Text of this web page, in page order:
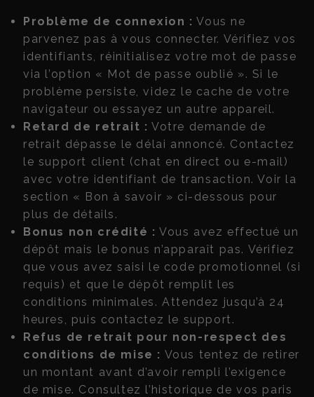
Problème de connexion : Vous ne
parvenez pas à vous connecter. Vérifiez vos
identifiants, réinitialisez votre mot de passe
via l’option « Mot de passe oublié ». Si le
problème persiste, videz le cache de votre
navigateur ou essayez un autre appareil.
Retard de retrait : Votre demande de
retrait dépasse le délai annoncé. Contactez
le support client (chat en direct ou e-mail)
avec votre identifiant de transaction. Voir la
section « Bon à savoir » ci-dessous pour
plus de détails.
Bonus non crédité : Vous avez effectué un
dépôt mais le bonus n’apparaît pas. Vérifiez
que vous avez saisi le code promotionnel (si
requis) et que le dépôt remplit les
conditions minimales. Attendez jusqu’à 24
heures, puis contactez le support.
Refus de retrait pour non-respect des
conditions de mise : Vous tentez de retirer
un montant avant d’avoir rempli l’exigence
de mise. Consultez l’historique de vos paris